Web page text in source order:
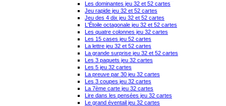
Les dominantes jeu 32 et 52 cartes
Jeu rapide jeu 32 et 52 cartes
Jeu des 4 dix jeu 32 et 52 cartes
L'Étoile octagonale jeu 32 et 52 cartes
Les quatre colonnes jeu 32 cartes
Les 15 cases jeu 52 cartes
La lettre jeu 32 et 52 cartes
La grande surprise jeu 32 et 52 cartes
Les 3 paquets jeu 32 cartes
Les 5 jeu 32 cartes
La preuve par 30 jeu 32 cartes
Les 3 coupes jeu 32 cartes
La 7ème carte jeu 32 cartes
Lire dans les pensées jeu 32 cartes
Le grand éventail jeu 32 cartes